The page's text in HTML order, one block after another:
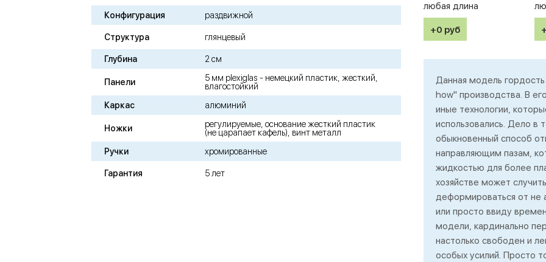
Конфигурация раздвижной
Структура глянцевый
Глубина 2 см
Панели
5 мм plexiglas - немецкий пластик, жесткий,
влагостойкий
Каркас
алюминий
Ножки
регулируемые, основание жесткий пластик
(не царапает кафель), винт металл
Ручки
хромированные
Гарантия 5 лет
любая длина
+0 руб
Данная модель
how" производства. В
иные технологии,
использовались. Дело в
обыкновенный способ
направляющим пазам,
жидкостью для более
хозяйстве может
деформироваться от не
или просто ввиду
модели, кардинально
настолько свободен и
особых усилий. Просто